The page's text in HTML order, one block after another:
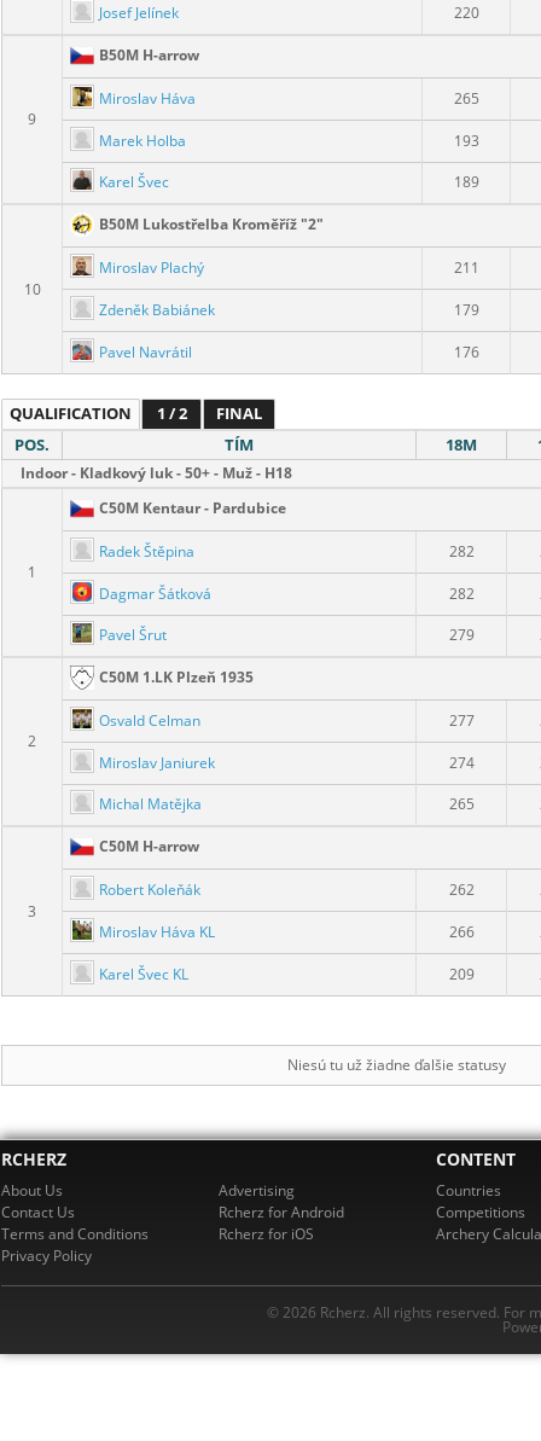
Josef Jelínek 220
9
B50M H-arrow
Miroslav Háva 265
Marek Holba
193
Karel Švec
189
10
B50M Lukostřelba Kroměříž "2"
Miroslav Plachý 211
Zdeněk Babiánek 179
Pavel Navrátil 176
QUALIFICATION 1 / 2
FINAL
POS.
TÍM 18M
Indoor - Kladkový luk - 50+ - Muž - H18
1
C50M Kentaur - Pardubice
Radek Štěpina 282
Dagmar Šátková 282
Pavel Šrut
279
2
C50M 1.LK Plzeň 1935
Osvald Celman 277
Miroslav Janiurek 274
Michal Matějka
265
3
C50M H-arrow
Robert Koleňák 262
Miroslav Háva KL 266
Karel Švec KL 209
Niesú tu už žiadne ďalšie statusy
RCHERZ
About Us
Contact Us
Terms and Conditions
Privacy Policy
Advertising
Rcherz for Android
Rcherz for iOS
CONTENT
Countries
Competitions
Archery
© 2026 Rcherz. All rights reserved. For